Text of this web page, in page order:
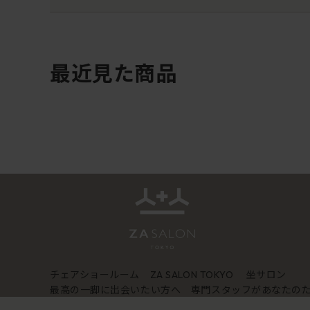
最近見た商品
チェアショールーム ZA SALON TOKYO
坐サロン
最高の一脚に出会いたい方へ 専門スタッフがあなたの